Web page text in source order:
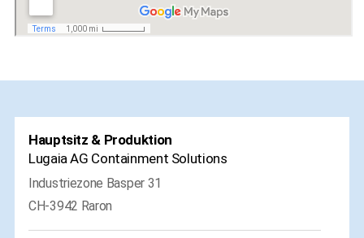
Hauptsitz & Produktion
Lugaia AG Containment Solutions
Industriezone Basper 31
CH-3942 Raron